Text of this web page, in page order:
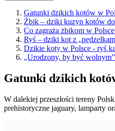
Gatunki dzikich kotów w
Żbik – dziki kuzyn kotów
Co zagraża żbikom w
Ryś – dziki kot z
Dzikie koty w Polsce - ryś
„Urodzony, by być
Gatunki dzikich
W dalekiej przeszłości tereny
prehistoryczne jaguary, lamparty